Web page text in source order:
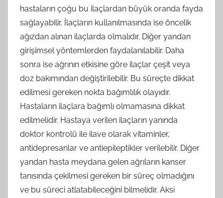
hastaların çoğu bu ilaçlardan büyük oranda fayda
sağlayabilir. İlaçların kullanılmasında ise öncelik
ağızdan alınan ilaçlarda olmalıdır. Diğer yandan
girişimsel yöntemlerden faydalanılabilir. Daha
sonra ise ağrının etkisine göre ilaçlar çeşit veya
doz bakımından değiştirilebilir. Bu süreçte dikkat
edilmesi gereken nokta bağımlılık olayıdır.
Hastaların ilaçlara bağımlı olmamasına dikkat
edilmelidir. Hastaya verilen ilaçların yanında
doktor kontrolü ile ilave olarak vitaminler,
antidepresanlar ve antiepileptikler verilebilir. Diğer
yandan hasta meydana gelen ağrıların kanser
tanısında çekilmesi gereken bir süreç olmadığını
ve bu süreci atlatabileceğini bilmelidir. Aksi